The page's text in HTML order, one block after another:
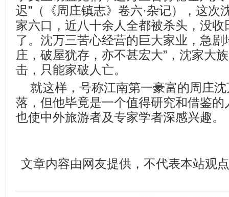
迟”（《周庄镇志》卷六·杂记），这次
家六口，近八十余人全都被杀头，没
了。沈万三苦心经营的巨大家业，急剧
庄，破屋犹存，亦不甚宏大”，沈家大
击，只能家破人亡。
就这样，号称江南第一豪富的周庄
落，但他毕竟是一个值得研究和借鉴
也使中外旅游者及专家学者深感兴趣。
文章内容由网友提供，不代表本站观点